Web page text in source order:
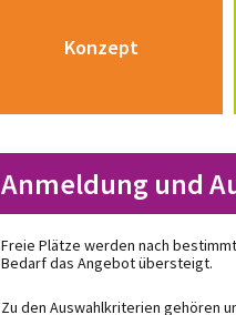
Konzept
Anmeldung und
Freie Plätze werden nach
Bedarf das Angebot übersteigt.
Zu den Auswahlkriterien gehören